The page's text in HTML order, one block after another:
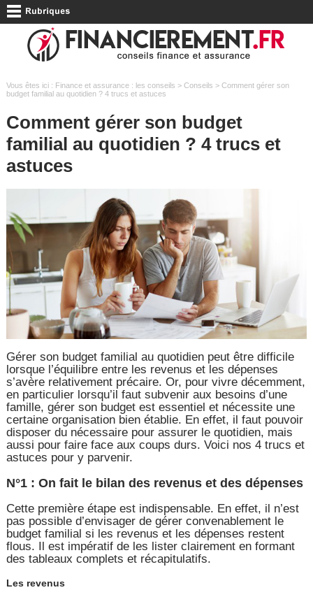
Vous êtes ici : Finance et assurance : les conseils > Conseils > Comment gérer son
budget familial au quotidien ? 4 trucs et astuces
Comment gérer son budget
familial au quotidien ? 4 trucs et
astuces
Gérer son budget familial au quotidien peut être difficile
lorsque l’équilibre entre les revenus et les dépenses
s’avère relativement précaire. Or, pour vivre décemment,
en particulier lorsqu’il faut subvenir aux besoins d’une
famille, gérer son budget est essentiel et nécessite une
certaine organisation bien établie. En effet, il faut pouvoir
disposer du nécessaire pour assurer le quotidien, mais
aussi pour faire face aux coups durs. Voici nos 4 trucs et
astuces pour y parvenir.
N°1 : On fait le bilan des revenus et des dépenses
Cette première étape est indispensable. En effet, il n’est
pas possible d’envisager de gérer convenablement le
budget familial si les revenus et les dépenses restent
flous. Il est impératif de les lister clairement en formant
des tableaux complets et récapitulatifs.
Les revenus